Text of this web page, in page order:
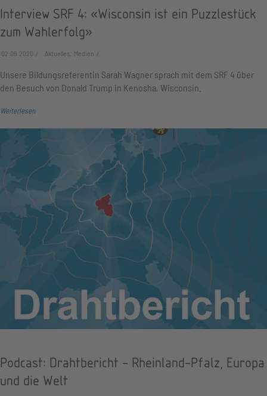
Interview SRF 4: «Wisconsin ist ein Puzzlestück
zum Wahlerfolg»
02.09.2020 Aktuelles, Medien
Unsere Bildungsreferentin Sarah Wagner sprach mit dem SRF 4 über
den Besuch von Donald Trump in Kenosha, Wisconsin.
Weiterlesen
Podcast: Drahtbericht - Rheinland-Pfalz, Europa
und die Welt